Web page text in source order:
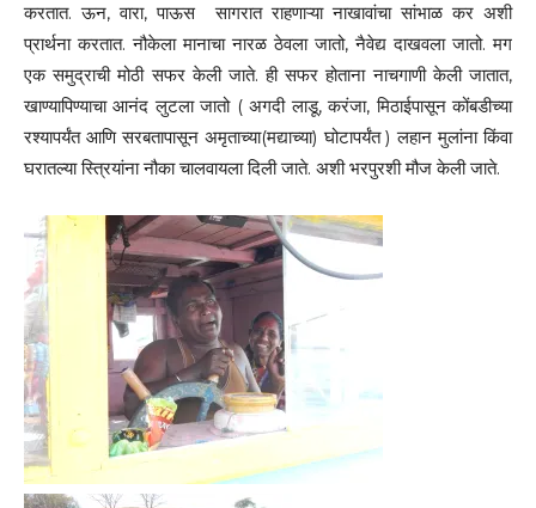
करतात. ऊन, वारा, पाऊस सागरात राहणाऱ्या नाखावांचा सांभाळ कर अशी
प्रार्थना करतात. नौकेला मानाचा नारळ ठेवला जातो, नैवेद्य दाखवला जातो. मग
एक समुद्राची मोठी सफर केली जाते. ही सफर होताना नाचगाणी केली जातात,
खाण्यापिण्याचा आनंद लुटला जातो ( अगदी लाडू, करंजा, मिठाईपासून कोंबडीच्या
रश्यापर्यंत आणि सरबतापासून अमृताच्या(मद्याच्या) घोटापर्यंत ) लहान मुलांना किंवा
घरातल्या स्त्रियांना नौका चालवायला दिली जाते. अशी भरपुरशी मौज केली जाते.